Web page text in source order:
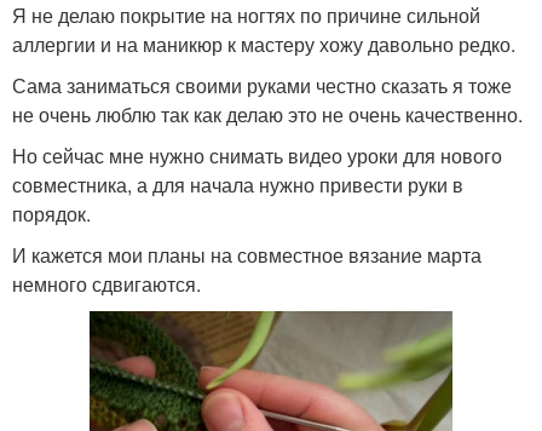
Я не делаю покрытие на ногтях по причине сильной
аллергии и на маникюр к мастеру хожу давольно редко.
Сама заниматься своими руками честно сказать я тоже
не очень люблю так как делаю это не очень качественно.
Но сейчас мне нужно снимать видео уроки для нового
совместника, а для начала нужно привести руки в
порядок.
И кажется мои планы на совместное вязание марта
немного сдвигаются.